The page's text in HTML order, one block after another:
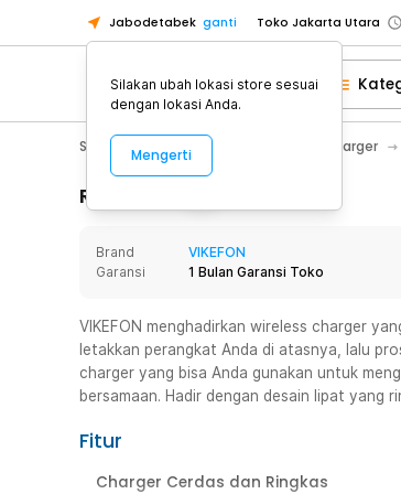
Jabodetabek ganti Toko Jakarta Utara
Toko Tangerang
Toko Cikupa
Pick n Go Jakarta
Pick n Go Bekasi
Toko Tangerang
Toko Cikupa
Pick n Go Jakarta Barat
Smartphone & Tablet Baterai & Charger
Rincian Produk
Brand
VIKEFON
Garansi
1 Bulan Garansi Toko
VIKEFON menghadirkan wireless charger
letakkan perangkat Anda di atasnya, lalu
charger yang bisa Anda gunakan untuk
bersamaan. Hadir dengan desain lipat yang
Fitur
Charger Cerdas dan Ringkas
Silakan ubah lokasi store sesuai
dengan lokasi Anda.
Mengerti